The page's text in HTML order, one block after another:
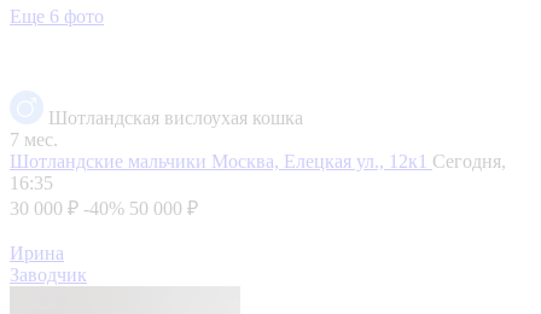
Еще 6 фото
Шотландская вислоухая кошка
7 мес.
Шотландские мальчики Москва, Елецкая ул., 12к1 Сегодня,
16:35
30 000 ₽ -40% 50 000 ₽
Ирина
Заводчик